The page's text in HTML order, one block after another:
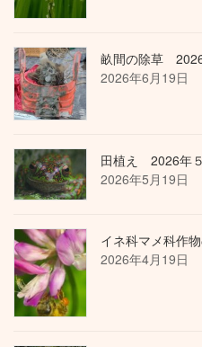
畝間の除草
2026年6月19日
田植え 2026年
2026年5月19日
イネ科マメ科作
2026年4月19日